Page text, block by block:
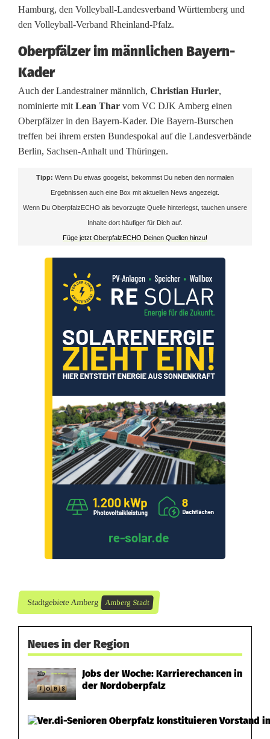
r
-
K
a
d
e
l
m
Hamburg, den Volleyball-Landesverband Württemberg und
den Volleyball-Verband Rheinland-Pfalz.
Oberpfälzer im männlichen Bayern-
Kader
Auch der Landestrainer männlich, Christian Hurler,
nominierte mit Lean Thar vom VC DJK Amberg einen
Oberpfälzer in den Bayern-Kader. Die Bayern-Burschen
treffen bei ihrem ersten Bundespokal auf die Landesverbände
Berlin, Sachsen-Anhalt und Thüringen.
Tipp: Wenn Du etwas googelst, bekommst Du neben den normalen
Ergebnissen auch eine Box mit aktuellen News angezeigt.
Wenn Du OberpfalzECHO als bevorzugte Quelle hinterlegst, tauchen unsere
Inhalte dort häufiger für Dich auf.
Füge jetzt OberpfalzECHO Deinen Quellen hinzu!
Stadtgebiete Amberg Amberg Stadt
Neues in der Region
Jobs der Woche: Karrierechancen in
der Nordoberpfalz